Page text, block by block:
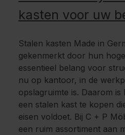
kasten voor uw
Stalen kasten Made in
gekenmerkt door hun
essentieel belang voor
nu op kantoor, in de
opslagruimte is. Daarom
een stalen kast te kopen
eisen voldoet. Bij C + P
een ruim assortiment aan